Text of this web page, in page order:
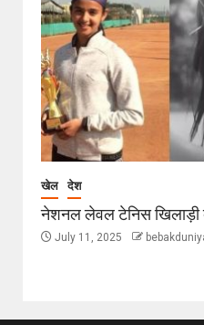
खेल देश
नेशनल लेवल टेनिस खिलाड़ी
July 11, 2025